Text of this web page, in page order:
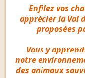
Enfilez vos
apprécier la Val
proposées
Vous y
notre
des animaux